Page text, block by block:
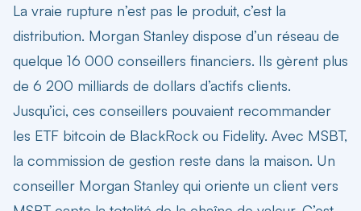
La vraie rupture n’est pas le produit, c’est la
distribution. Morgan Stanley dispose d’un réseau de
quelque 16 000 conseillers financiers. Ils gèrent plus
de 6 200 milliards de dollars d’actifs clients.
Jusqu’ici, ces conseillers pouvaient recommander
les ETF bitcoin de BlackRock ou Fidelity. Avec MSBT,
la commission de gestion reste dans la maison. Un
conseiller Morgan Stanley qui oriente un client vers